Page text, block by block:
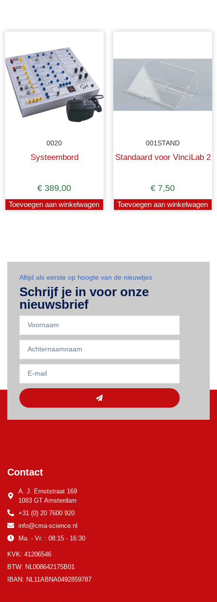
0020
Systeembord
€ 389,00
Toevoegen aan winkelwagen
001STAND
Standaard voor VinciLab 2
€ 7,50
Toevoegen aan winkelwagen
Altijd als eerste op hoogte van de nieuwtjes
Schrijf je in voor onze
nieuwsbrief
Contact
A. J. Ernststraat 169
1083 GT Amsterdam
+31 (0) 20 7600 920
info@cma-science.nl
Ma. - Vr. : 08:15 - 16:30
KVK: 41206546
BTW: NL008642175B01
IBAN: NL11ABNA0492859787